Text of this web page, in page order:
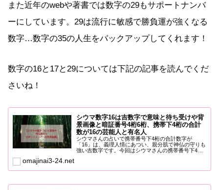
また近年のwebや著書では数字の29もサポートナンバ
ーにしています。29は流行に敏感で勝負運が強くなる
数字…数字の35の人生をバックアップしてくれます！
数字の16と17と29については下記の記事を読んでくだ
さいね！
シウマ数字16は吉数字で意味と待ち受けや背
景画像と暗証番号4桁6桁、携帯下4桁の合計
数が16の芸能人と有名人
シウマさんの占いで携帯番号下4桁の合計数字が
「16」は、義理人情にあつい、親分肌で神仏の守りも
強い吉数字です。今回はシウマさんの携帯番号下4桁
omajinai3-24.net